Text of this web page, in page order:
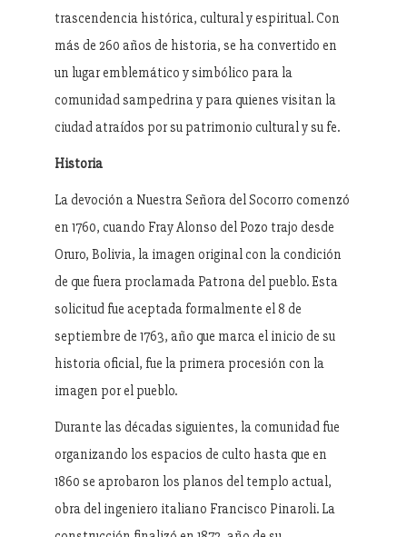
trascendencia histórica, cultural y espiritual. Con
más de 260 años de historia, se ha convertido en
un lugar emblemático y simbólico para la
comunidad sampedrina y para quienes visitan la
ciudad atraídos por su patrimonio cultural y su fe.
Historia
La devoción a Nuestra Señora del Socorro comenzó
en 1760, cuando Fray Alonso del Pozo trajo desde
Oruro, Bolivia, la imagen original con la condición
de que fuera proclamada Patrona del pueblo. Esta
solicitud fue aceptada formalmente el 8 de
septiembre de 1763, año que marca el inicio de su
historia oficial, fue la primera procesión con la
imagen por el pueblo.
Durante las décadas siguientes, la comunidad fue
organizando los espacios de culto hasta que en
1860 se aprobaron los planos del templo actual,
obra del ingeniero italiano Francisco Pinaroli. La